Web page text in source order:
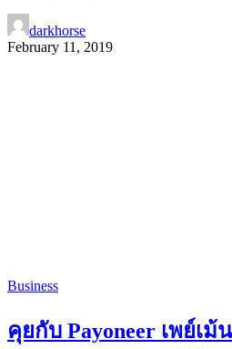
darkhorse
February 11, 2019
Business
คุยกับ Payoneer เพย์เ